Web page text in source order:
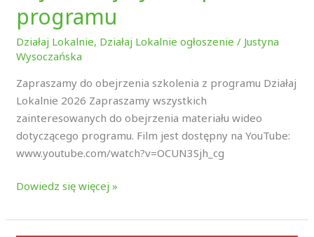
programu
Działaj Lokalnie, Działaj Lokalnie ogłoszenie / Justyna
Wysoczańska
Zapraszamy do obejrzenia szkolenia z programu Działaj
Lokalnie 2026 Zapraszamy wszystkich
zainteresowanych do obejrzenia materiału wideo
dotyczącego programu. Film jest dostępny na YouTube:
www.youtube.com/watch?v=OCUN3Sjh_cg
Dowiedz się więcej »